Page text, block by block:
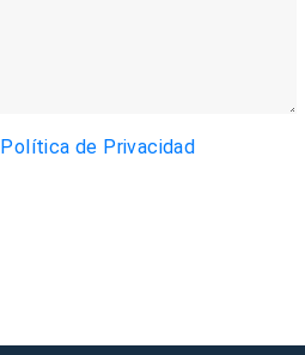
Política de Privacidad